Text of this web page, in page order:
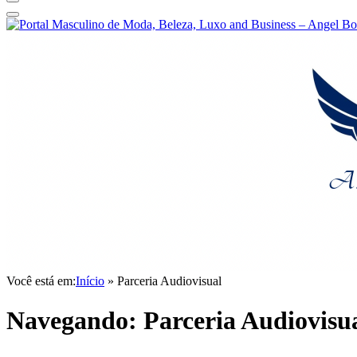
Você está em:Início » Parceria Audiovisual
Navegando: Parceria